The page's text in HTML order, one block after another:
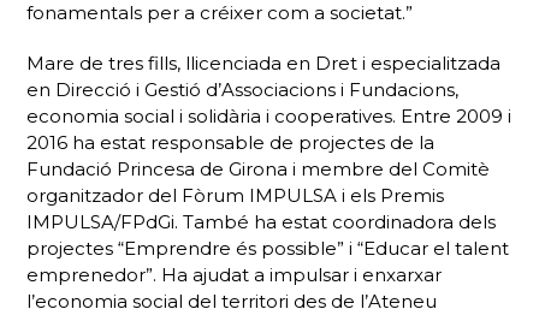
fonamentals per a créixer com a societat.”
Mare de tres fills, llicenciada en Dret i especialitzada
en Direcció i Gestió d’Associacions i Fundacions,
economia social i solidària i cooperatives. Entre 2009 i
2016 ha estat responsable de projectes de la
Fundació Princesa de Girona i membre del Comitè
organitzador del Fòrum IMPULSA i els Premis
IMPULSA/FPdGi. També ha estat coordinadora dels
projectes “Emprendre és possible” i “Educar el talent
emprenedor”. Ha ajudat a impulsar i enxarxar
l’economia social del territori des de l’Ateneu